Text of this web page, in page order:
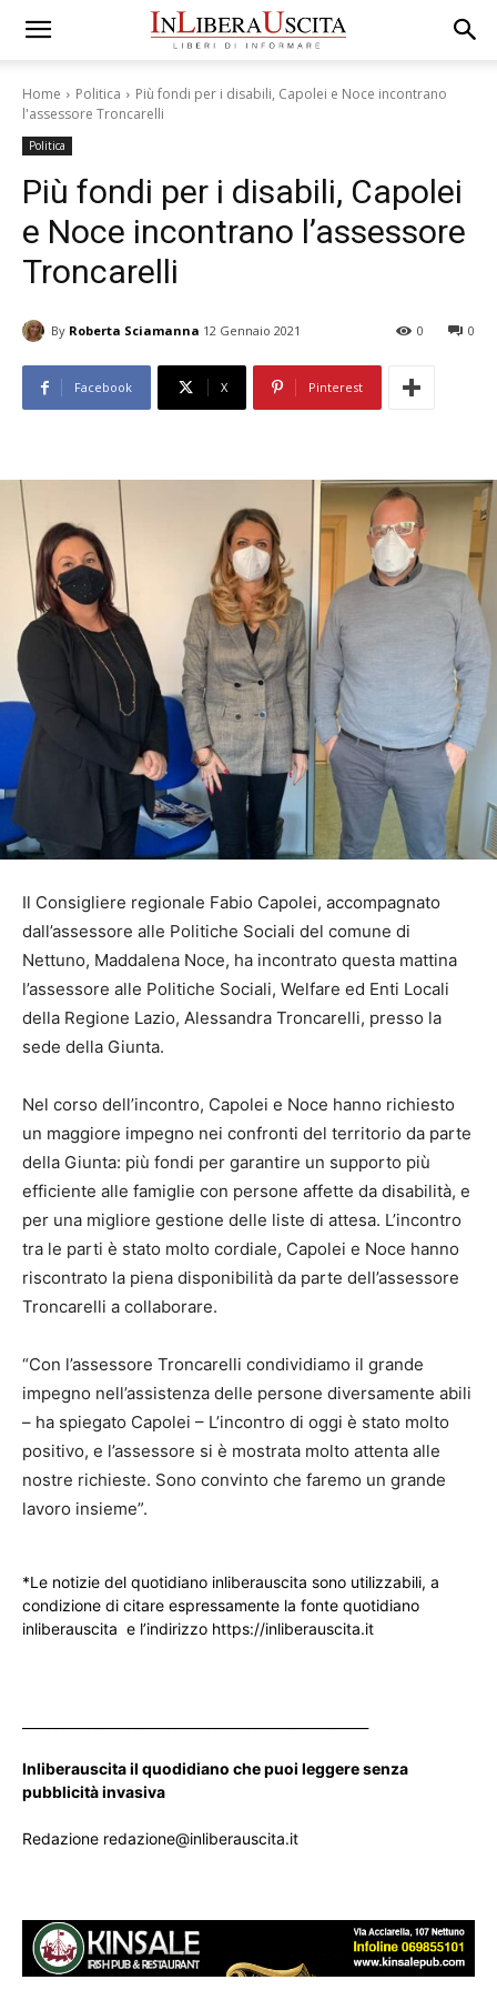
Home Politica
Più fondi per i disabili, Capolei e Noce incontrano
l'assessore Troncarelli
Politica
Più fondi per i disabili, Capolei
e Noce incontrano l’assessore
Troncarelli
By Roberta Sciamanna 12 Gennaio 2021 0
0
Facebook X Pinterest
Il Consigliere regionale Fabio Capolei, accompagnato
dall’assessore alle Politiche Sociali del comune di
Nettuno, Maddalena Noce, ha incontrato questa mattina
l’assessore alle Politiche Sociali, Welfare ed Enti Locali
della Regione Lazio, Alessandra Troncarelli, presso la
sede della Giunta.
Nel corso dell’incontro, Capolei e Noce hanno richiesto
un maggiore impegno nei confronti del territorio da parte
della Giunta: più fondi per garantire un supporto più
efficiente alle famiglie con persone affette da disabilità, e
per una migliore gestione delle liste di attesa. L’incontro
tra le parti è stato molto cordiale, Capolei e Noce hanno
riscontrato la piena disponibilità da parte dell’assessore
Troncarelli a collaborare.
“Con l’assessore Troncarelli condividiamo il grande
impegno nell’assistenza delle persone diversamente abili
– ha spiegato Capolei – L’incontro di oggi è stato molto
positivo, e l’assessore si è mostrata molto attenta alle
nostre richieste. Sono convinto che faremo un grande
lavoro insieme”.
*Le notizie del quotidiano inliberauscita sono utilizzabili, a
condizione di citare espressamente la fonte quotidiano
inliberauscita e l’indirizzo https://inliberauscita.it
Inliberauscita il quodidiano che puoi leggere senza
pubblicità invasiva
Redazione redazione@inliberauscita.it